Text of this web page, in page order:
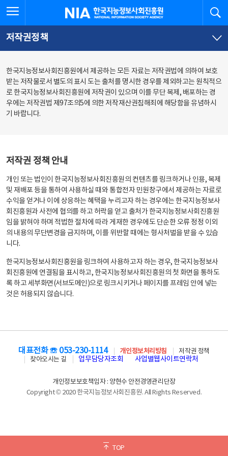
문
로
가
체
뉴
바
가
한국지능정보사회진흥원
저작권정책
한국지능정보사회진흥원에서 제공하는 모든 자료는 저작권법에 의하여 보호
받는 저작물로서 별도의 표시 도는 출처를 명시한 경우를 제외하고는 원칙적으
로 한국지능정보사회진흥원에 저작권이 있으며 이를 무단 복제, 배포하는 경
우에는 저작권법 제97조의5에 의한 저작재산권침해죄에 해당함을 유념하시
기 바랍니다.
저작권 정책 안내
개인 또는 법인이 한국지능정보사회진흥원의 컨텐츠를 링크하거나 인용, 복제
및 재배포 등을 통하여 사용하실 때와 통합전자 민원창구에서 제공하는 자료로
수익을 얻거나 이에 상응하는 혜택을 누리고자 하는 경우에는 한국지능정보사
회진흥원과 사전에 협의를 하고 허락을 얻고 출처가 한국지능정보사회진흥원
임을 밝혀야 하며 적법한 절차에 따라 게재한 경우에도 단순한 오류 정정 이외
의 내용의 무단변경을 금지하며, 이를 위반할 때에는 형사처벌을 받을 수 있습
니다.
한국지능정보사회진흥원을 링크하여 사용하고자 하는 경우, 한국지능정보사
회진흥원에 연결됨을 표시하고, 한국지능정보사회진흥원의 첫 화면을 통하도
록 하고 세부화면(서브도메인)으로 링크시키거나 페이지를 프레임 안에 넣는
것은 허용되지 않습니다.
TOP
대표전화 ☏ 053-230-1114 개인정보처리방침
저작권 정책
찾아오시는 길
업무담당자조회 사업별웹사이트연락처
개인정보보호책임자 : 양현수 안전경영관리단장
Copyright © 2020 한국지능정보사회진흥원. All Rights Reserved.